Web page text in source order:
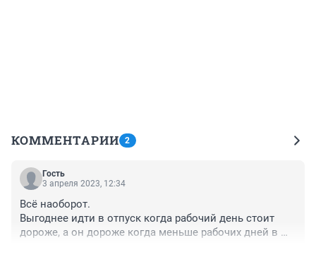
КОММЕНТАРИИ 2
Гость
3 апреля 2023, 12:34
Всё наоборот.
Выгоднее идти в отпуск когда рабочий день стоит
дороже, а он дороже когда меньше рабочих дней в